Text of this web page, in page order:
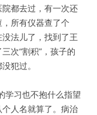
都去过，有一次还
所有仪器查了个
法儿了，找到了王
次“割积”，孩子的
犯过。
学习也不抱什么指望
人名就算了。病治